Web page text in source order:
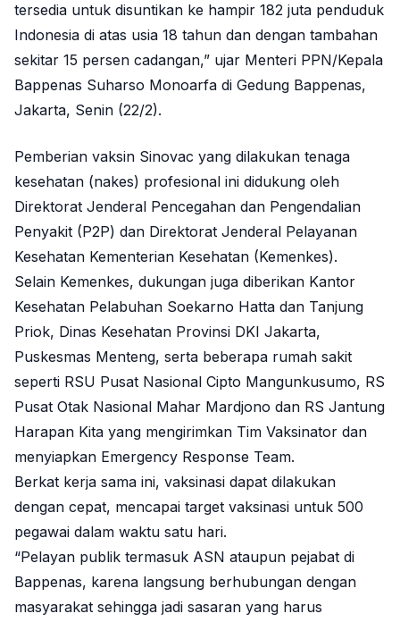
tersedia untuk disuntikan ke hampir 182 juta penduduk
Indonesia di atas usia 18 tahun dan dengan tambahan
sekitar 15 persen cadangan,” ujar Menteri PPN/Kepala
Bappenas Suharso Monoarfa di Gedung Bappenas,
Jakarta, Senin (22/2).
Pemberian vaksin Sinovac yang dilakukan tenaga
kesehatan (nakes) profesional ini didukung oleh
Direktorat Jenderal Pencegahan dan Pengendalian
Penyakit (P2P) dan Direktorat Jenderal Pelayanan
Kesehatan Kementerian Kesehatan (Kemenkes).
Selain Kemenkes, dukungan juga diberikan Kantor
Kesehatan Pelabuhan Soekarno Hatta dan Tanjung
Priok, Dinas Kesehatan Provinsi DKI Jakarta,
Puskesmas Menteng, serta beberapa rumah sakit
seperti RSU Pusat Nasional Cipto Mangunkusumo, RS
Pusat Otak Nasional Mahar Mardjono dan RS Jantung
Harapan Kita yang mengirimkan Tim Vaksinator dan
menyiapkan Emergency Response Team.
Berkat kerja sama ini, vaksinasi dapat dilakukan
dengan cepat, mencapai target vaksinasi untuk 500
pegawai dalam waktu satu hari.
“Pelayan publik termasuk ASN ataupun pejabat di
Bappenas, karena langsung berhubungan dengan
masyarakat sehingga jadi sasaran yang harus